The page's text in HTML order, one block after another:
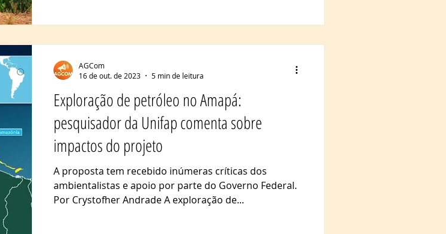
Exploração de petróleo no Amapá:
pesquisador da Unifap comenta sobre
impactos do projeto
A proposta tem recebido inúmeras críticas dos
ambientalistas e apoio por parte do Governo Federal.
Por Crystofher Andrade A exploração de...
AGCom
16 de out. de 2023
5 min de leitura